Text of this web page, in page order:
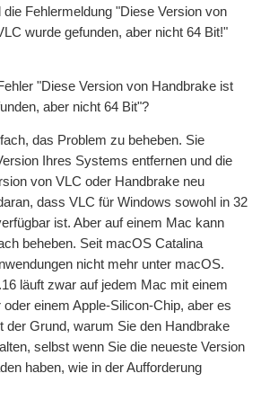
Fehlermeldung "Diese Version von
wurde gefunden, aber nicht 64 Bit!"
"Diese Version von Handbrake ist
aber nicht 64 Bit"?
das Problem zu beheben. Sie
Ihres Systems entfernen und die
von VLC oder Handbrake neu
dass VLC für Windows sowohl in 32
ist. Aber auf einem Mac kann
beheben. Seit macOS Catalina
nicht mehr unter macOS.
läuft zwar auf jedem Mac mit einem
einem Apple-Silicon-Chip, aber es
der Grund, warum Sie den Handbrake
selbst wenn Sie die neueste Version
haben, wie in der Aufforderung